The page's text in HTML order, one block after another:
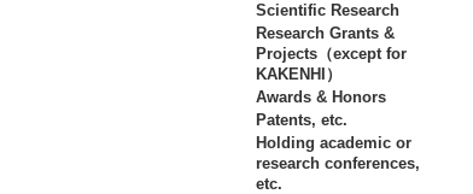
Scientific Research
Research Grants &
Projects（except for
KAKENHI）
Awards & Honors
Patents, etc.
Holding academic or
research conferences,
etc.